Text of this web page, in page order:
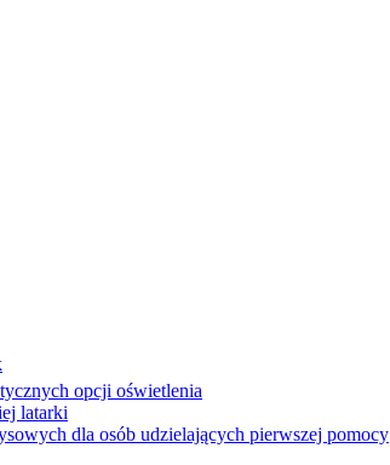
opcji oświetlenia
latarki
dla osób udzielających pierwszej pomocy